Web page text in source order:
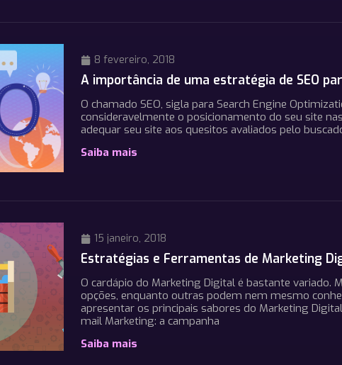
8 fevereiro, 2018
A importância de uma estratégia de SEO
O chamado SEO, sigla para Search Engine
consideravelmente o posicionamento do seu site
adequar seu site aos quesitos avaliados pelo
Saiba mais
15 janeiro, 2018
Estratégias e Ferramentas de Marketing
O cardápio do Marketing Digital é bastante
opções, enquanto outras podem nem mesmo
apresentar os principais sabores do Marketing
mail Marketing: a campanha
Saiba mais